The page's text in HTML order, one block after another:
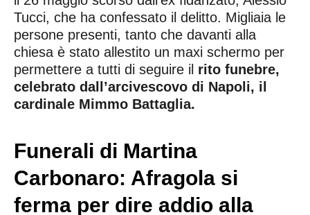
Tucci, che ha confessato il delitto. Migliaia le
persone presenti, tanto che davanti alla
chiesa è stato allestito un maxi schermo per
permettere a tutti di seguire il rito funebre,
celebrato dall’arcivescovo di Napoli, il
cardinale Mimmo Battaglia.
Funerali di Martina
Carbonaro: Afragola si
ferma per dire addio alla